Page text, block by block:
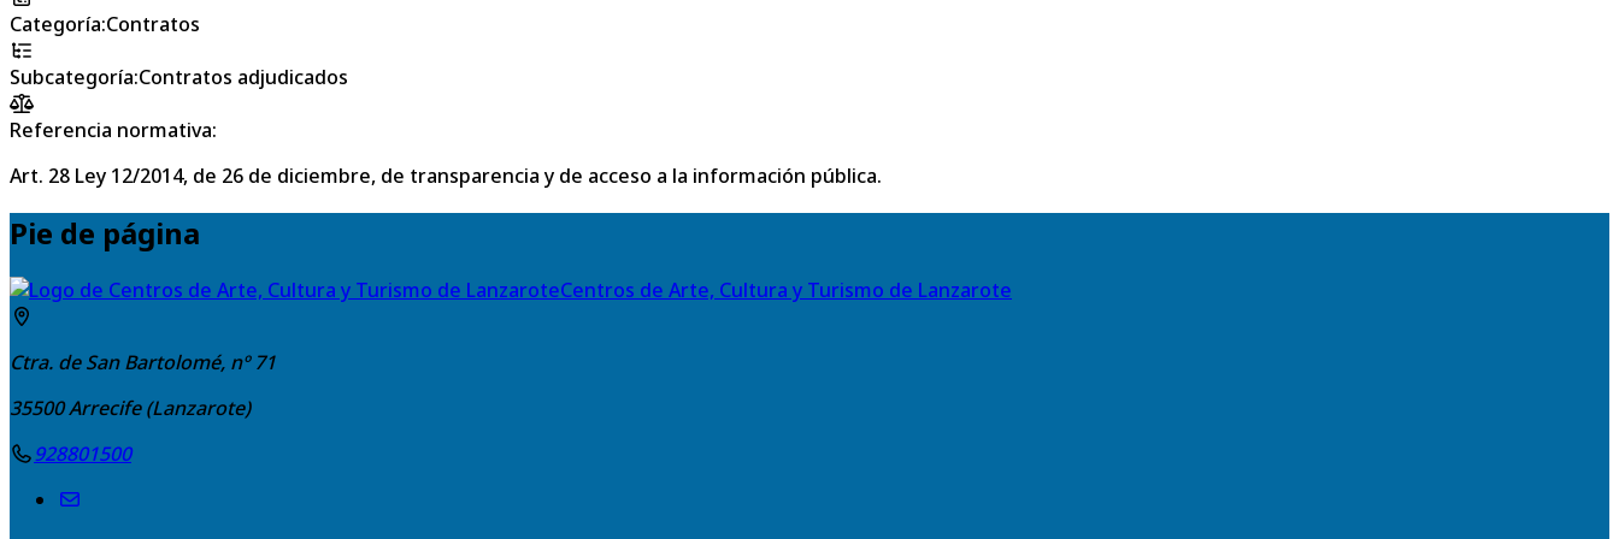
Categoría:Contratos
Subcategoría:Contratos adjudicados
Referencia normativa:
Art. 28 Ley 12/2014, de 26 de diciembre, de transparencia y de acceso a la información pública.
Pie de página
Centros de Arte, Cultura y Turismo de Lanzarote
Ctra. de San Bartolomé, nº 71
35500Arrecife (Lanzarote)
928801500